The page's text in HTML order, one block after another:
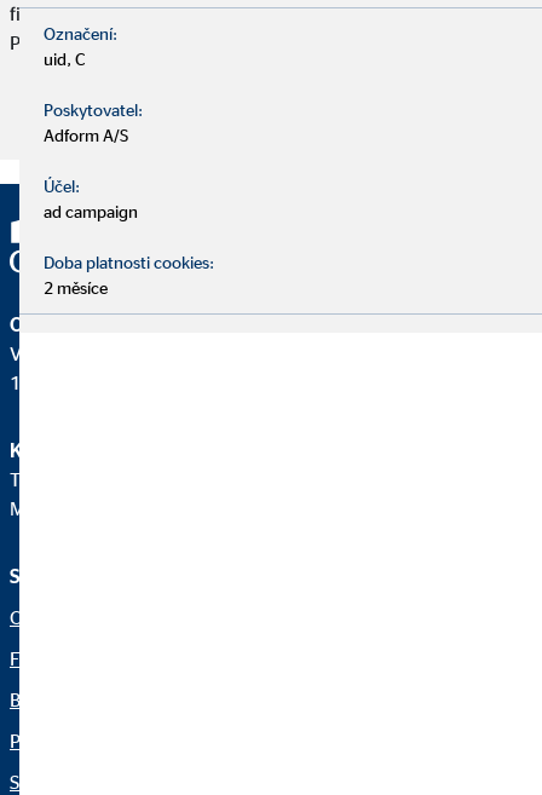
finanční barometr 2017 mezinárodní výzkumné agentury GfK.
Především mladší generace nerada riskuje.
OVB Allfinanz, a.s.
V Parku 2343/24
148 00 Praha 4 – Chodov
Klientská linka
Telefon:
Mail:
Služby a informace
O nás
Finanční řešení
Blog
Pro média
Servis
Označení:
uid, C
Poskytovatel:
Adform A/S
Účel:
ad campaign
Doba platnosti cookies:
2 měsíce